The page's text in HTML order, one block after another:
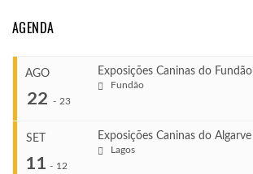
AGENDA
AGO
22 - 23
Exposições Caninas do Fundão
Fundão
SET
11 - 12
Exposições Caninas do Algarve
Lagos